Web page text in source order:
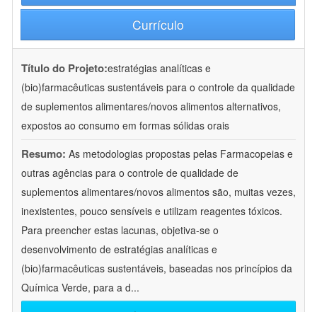
Currículo
Título do Projeto:estratégias analíticas e
(bio)farmacêuticas sustentáveis para o controle da qualidade
de suplementos alimentares/novos alimentos alternativos,
expostos ao consumo em formas sólidas orais
Resumo: As metodologias propostas pelas Farmacopeias e
outras agências para o controle de qualidade de
suplementos alimentares/novos alimentos são, muitas vezes,
inexistentes, pouco sensíveis e utilizam reagentes tóxicos.
Para preencher estas lacunas, objetiva-se o
desenvolvimento de estratégias analíticas e
(bio)farmacêuticas sustentáveis, baseadas nos princípios da
Química Verde, para a d...